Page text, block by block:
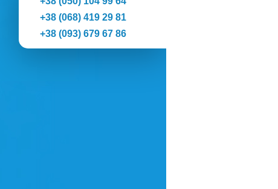
+38 (068) 419 29 81
+38 (093) 679 67 86